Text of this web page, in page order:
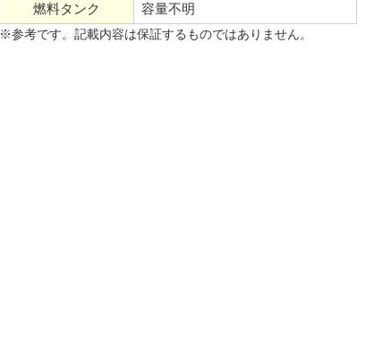
燃料タンク
容量不明
※参考です。記載内容は保証するものではありません。